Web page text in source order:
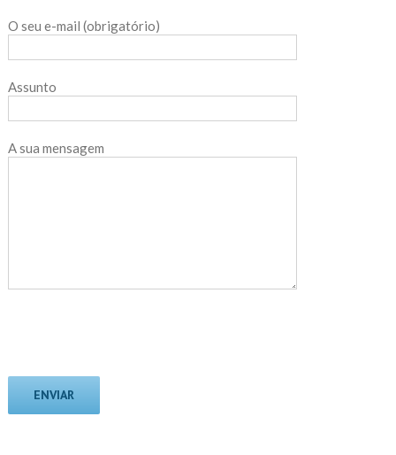
O seu e-mail (obrigatório)
Assunto
A sua mensagem